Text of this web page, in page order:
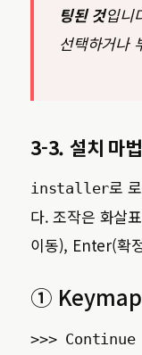
팅된 것입니
선택하거나
3-3. 설치 마
installer로
다. 조작은 화살
이동), Enter(확
① Keymap
>>>